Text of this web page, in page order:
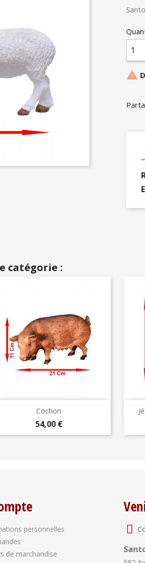

catégorie :
Cochon
Prix
54,00 €
Aperçu rapide
personnelles
de marchandise